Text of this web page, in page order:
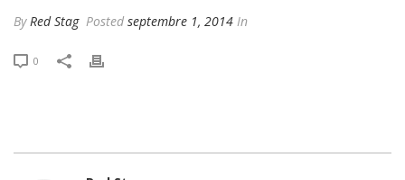
ByRed Stag Posted septembre 1, 2014 In
0